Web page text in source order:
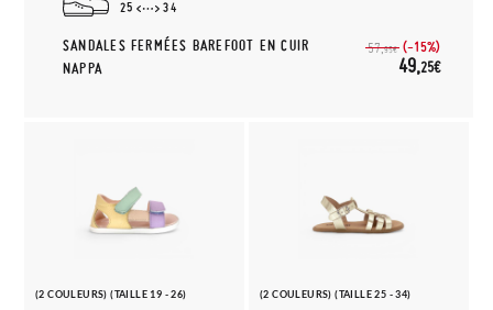
25 34
SANDALES FERMÉES BAREFOOT EN CUIR
NAPPA
57,95€ (-15%)
49,25€
(2 COULEURS) (TAILLE 19 - 26) (2 COULEURS) (TAILLE 25 - 34)